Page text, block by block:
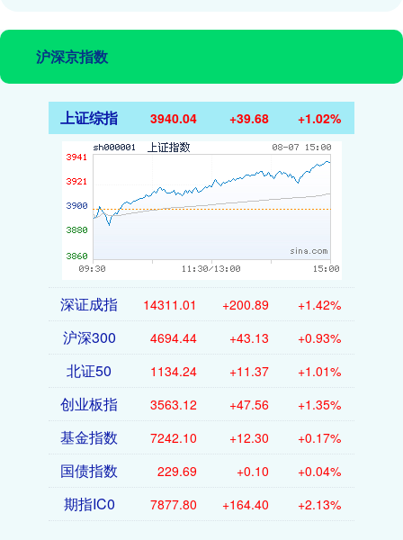
沪深京指数
上证综指 3940.04 +39.68 +1.02%
深证成指 14311.01 +200.89 +1.42%
沪深300 4694.44 +43.13 +0.93%
北证50 1134.24 +11.37 +1.01%
创业板指 3563.12 +47.56 +1.35%
基金指数 7242.10 +12.30 +0.17%
国债指数 229.69 +0.10 +0.04%
期指IC0 7877.80 +164.40 +2.13%